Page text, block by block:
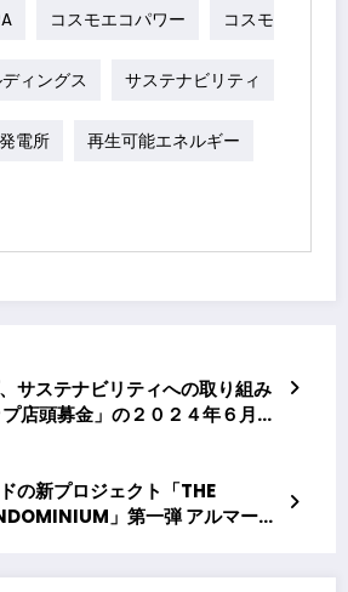
コスモエコパワー コスモ
ィングス サステナビリティ
電所 再生可能エネルギー
サステナビリティへの取り組み
店頭募金」の２０２４年６月～
の新プロジェクト「THE
」第一弾 アルマーニ